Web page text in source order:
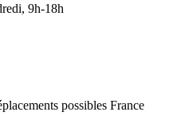
9h-18h
possibles France